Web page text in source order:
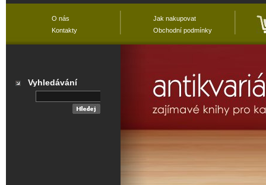
O nás
Kontakty
Jak nakupovat
Obchodní podmínky
Vyhledávání